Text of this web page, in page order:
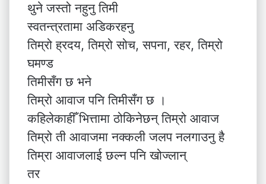
थुने जस्तो नहुनु तिमी
स्वतन्त्रतामा अडिकरहनु
तिम्रो ह्रदय, तिम्रो सोच, सपना, रहर, तिम्रो
घमण्ड
तिमीसँग छ भने
तिम्रो आवाज पनि तिमीसँग छ ।
कहिलेकाहीँ भित्तामा ठोकिनेछन् तिम्रो आवाज
तिम्रो ती आवाजमा नक्कली जलप नलगाउनु है
तिम्रा आवाजलाई छल्न पनि खोज्लान्
तर